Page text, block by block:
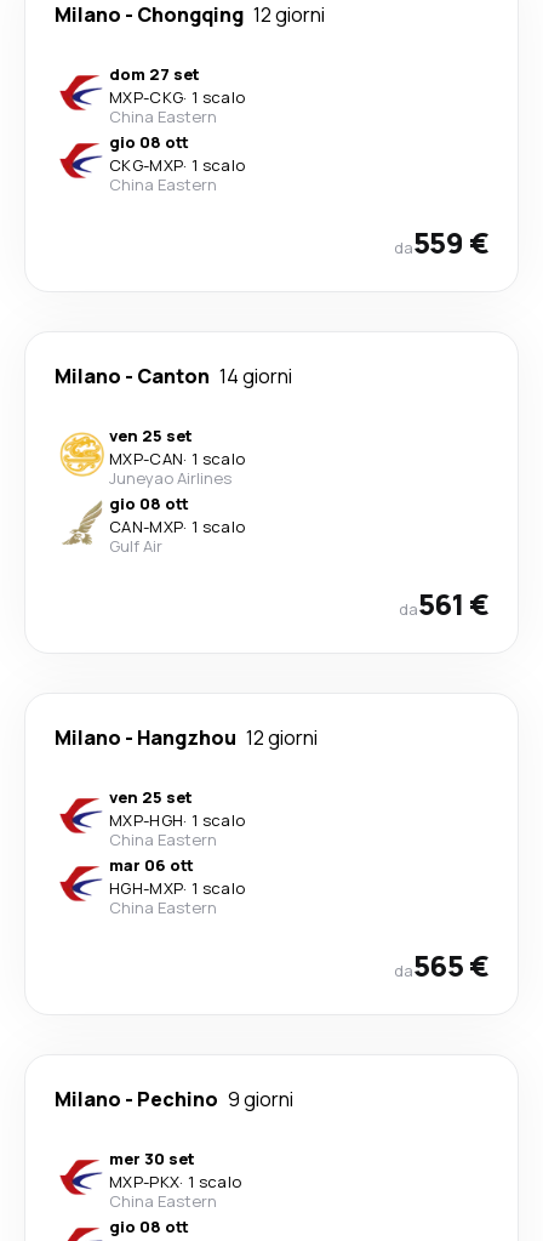
Milano - Chongqing 12 giorni
dom 27 set
MXP-CKG· 1 scalo
China Eastern
gio 08 ott
CKG-MXP· 1 scalo
China Eastern
da559 €
Milano - Canton 14 giorni
ven 25 set
MXP-CAN· 1 scalo
Juneyao Airlines
gio 08 ott
CAN-MXP· 1 scalo
Gulf Air
da561 €
Milano - Hangzhou 12 giorni
ven 25 set
MXP-HGH· 1 scalo
China Eastern
mar 06 ott
HGH-MXP· 1 scalo
China Eastern
da565 €
Milano - Pechino 9 giorni
mer 30 set
MXP-PKX· 1 scalo
China Eastern
gio 08 ott